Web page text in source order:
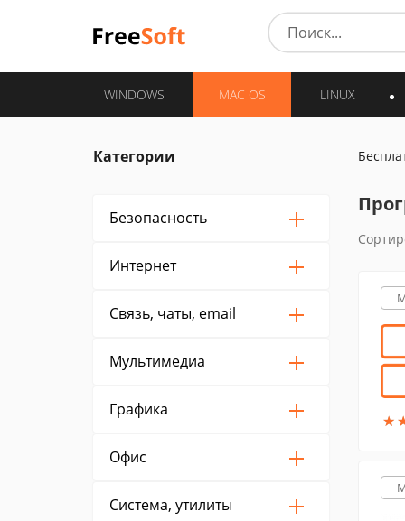
WINDOWS MAC OS LINUX
Категории
Безопасность
Интернет
Связь, чаты, email
Мультимедиа
Графика
Офис
Система, утилиты
★
★